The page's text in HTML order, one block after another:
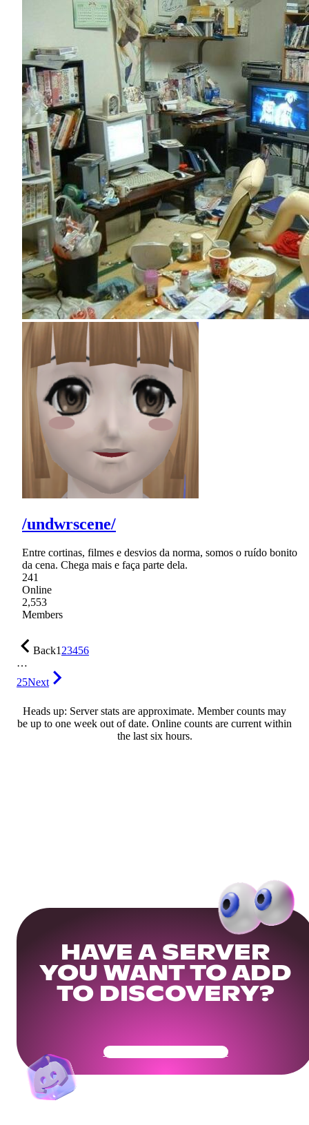
/undwrscene/
Entre cortinas, filmes e desvios da norma, somos o ruído bonito
da cena. Chega mais e faça parte dela.
241
Online
2,553
Members
Back123456
…
25Next
Heads up: Server stats are approximate. Member counts may
be up to one week out of date. Online counts are current within
the last six hours.
HAVE A SERVER
YOU WANT TO ADD
TO DISCOVERY?
Get Your Community Ready